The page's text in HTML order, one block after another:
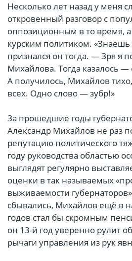
Несколько лет назад у меня
откровенный разговор с
оппозиционным в то время,
курским политиком.
признался он тогда. — Зря я
Михайлова. Тогда казалось
А получилось, Михайлов
всех. Одно слово — зубр!»
За прошедшие годы
Александр Михайлов не раз
репутацию политического
году руководства областью
выглядят регулярно
оценки в так называемых
выживаемости
сбывались, Михайлов ещё в
годов стал бы скромным
он 13-й год уверенно рулит
рычаги управления из рук